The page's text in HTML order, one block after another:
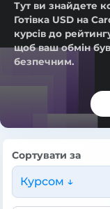
Тут ви знайдете
Готівка USD на
курсів до
щоб ваш обмін
безпечним.
Сортувати за
Курсом ↓